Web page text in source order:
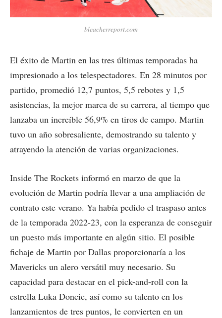
bleacherreport.com
El éxito de Martin en las tres últimas temporadas ha
impresionado a los telespectadores. En 28 minutos por
partido, promedió 12,7 puntos, 5,5 rebotes y 1,5
asistencias, la mejor marca de su carrera, al tiempo que
lanzaba un increíble 56,9% en tiros de campo. Martin
tuvo un año sobresaliente, demostrando su talento y
atrayendo la atención de varias organizaciones.
Inside The Rockets informó en marzo de que la
evolución de Martin podría llevar a una ampliación de
contrato este verano. Ya había pedido el traspaso antes
de la temporada 2022-23, con la esperanza de conseguir
un puesto más importante en algún sitio. El posible
fichaje de Martin por Dallas proporcionaría a los
Mavericks un alero versátil muy necesario. Su
capacidad para destacar en el pick-and-roll con la
estrella Luka Doncic, así como su talento en los
lanzamientos de tres puntos, le convierten en un